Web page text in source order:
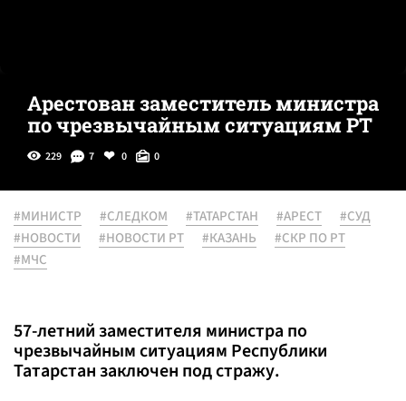
Арестован заместитель министра
по чрезвычайным ситуациям РТ
229 7 0 0
#МИНИСТР #СЛЕДКОМ #ТАТАРСТАН #АРЕСТ
#СУД
#НОВОСТИ
#НОВОСТИ РТ #КАЗАНЬ
#СКР ПО РТ
#МЧС
57-летний заместителя министра по
чрезвычайным ситуациям Республики
Татарстан заключен под стражу.